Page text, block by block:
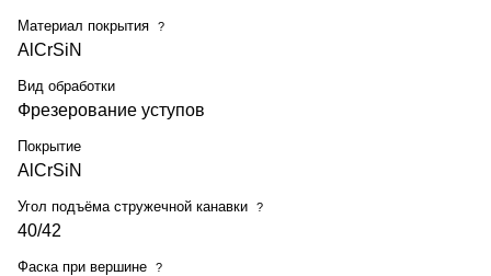
Материал покрытия ?
AlCrSiN
Вид обработки
Фрезерование уступов
Покрытие
AlCrSiN
Угол подъёма стружечной канавки ?
40/42
Фаска при вершине ?